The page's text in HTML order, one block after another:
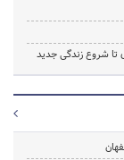
تا شروع زندگی جدید